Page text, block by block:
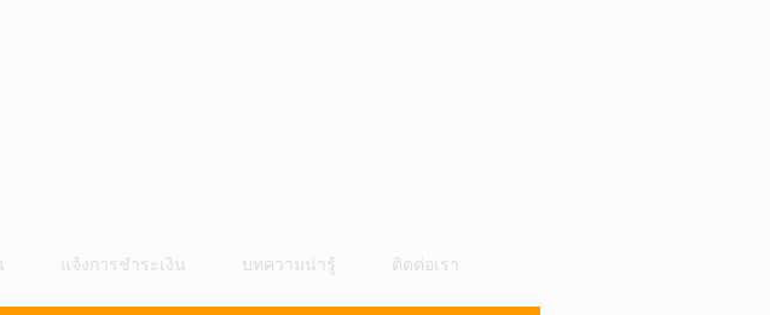
แจ้งการชำระเงิน บทความน่ารู้ ติดต่อเรา